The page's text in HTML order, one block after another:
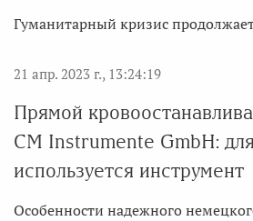
Гуманитарный кризис
21 апр. 2023 г., 13:24:19
Прямой
CM Instrumente GmbH:
используется инструмент
Особенности надежного